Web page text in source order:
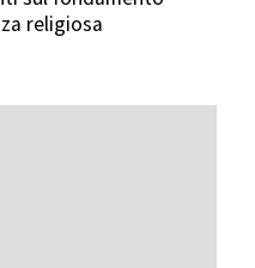
religiosa